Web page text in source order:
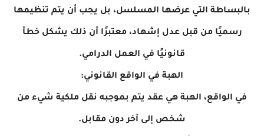
بالبساطة التي عرضها المسلسل، بل يجب أن يتم تنظيمها
رسميًا من قبل عدل إشهاد، معتبرًا أن ذلك يشكل خطأ
قانونيًا في العمل الدرامي.
الهبة في الواقع القانوني:
في الواقع، الهبة هي عقد يتم بموجبه نقل ملكية شيء من
شخص إلى آخر دون مقابل.